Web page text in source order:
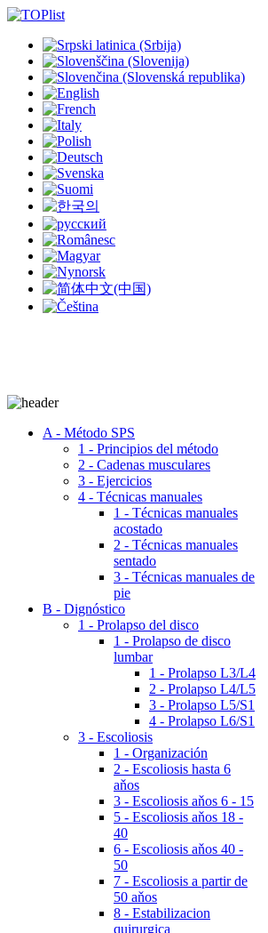
A - Método SPS
1 - Principios del método
2 - Cadenas musculares
3 - Ejercicios
4 - Técnicas manuales
1 - Técnicas manuales
acostado
2 - Técnicas manuales
sentado
3 - Técnicas manuales de
pie
B - Dignóstico
1 - Prolapso del disco
1 - Prolapso de disco
lumbar
1 - Prolapso L3/L4
2 - Prolapso L4/L5
3 - Prolapso L5/S1
4 - Prolapso L6/S1
3 - Escoliosis
1 - Organización
2 - Escoliosis hasta 6
aňos
3 - Escoliosis aňos 6 - 15
5 - Escoliosis aňos 18 -
40
6 - Escoliosis aňos 40 -
50
7 - Escoliosis a partir de
50 aňos
8 - Estabilizacion
quirurgica